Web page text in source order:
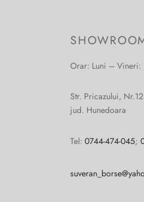
Orar: Luni – Vineri:
Str. Pricazului,
jud. Hunedoara
Tel: 0744-474-045;